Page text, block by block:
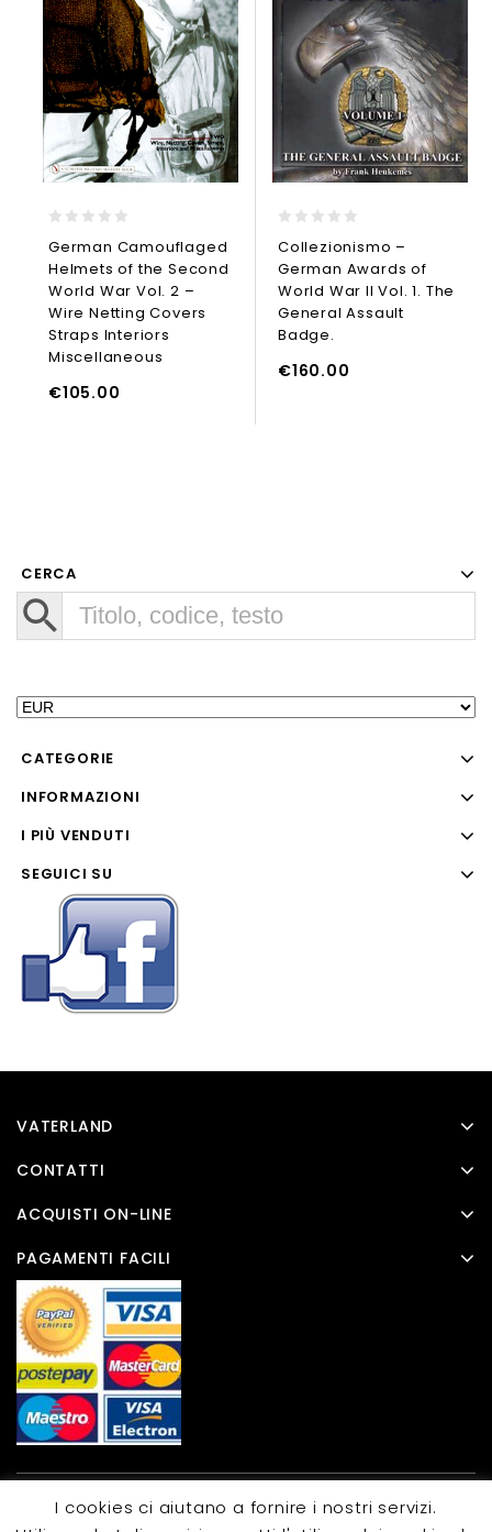
out
of
5
German Camouflaged
Helmets of the Second
World War Vol. 2 –
Wire Netting Covers
Straps Interiors
Miscellaneous
€105.00
out
of
5
Collezionismo –
German Awards of
World War II Vol. 1. The
General Assault
Badge.
€160.00
AL CARRELLO
LEGGI TUTTO
CERCA
CATEGORIE
INFORMAZIONI
I PIÙ VENDUTI
SEGUICI SU
VATERLAND
CONTATTI
ACQUISTI ON-LINE
PAGAMENTI FACILI
Copyright © 2026 Templatemela
I cookies ci aiutano a fornire i nostri servizi.